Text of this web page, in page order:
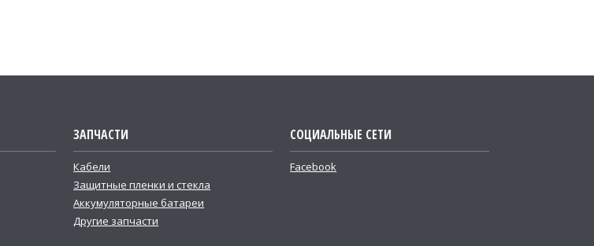
ЗАПЧАСТИ
Кабели
Защитные пленки и стекла
Аккумуляторные батареи
Другие запчасти
СОЦИАЛЬНЫЕ СЕТИ
Facebook